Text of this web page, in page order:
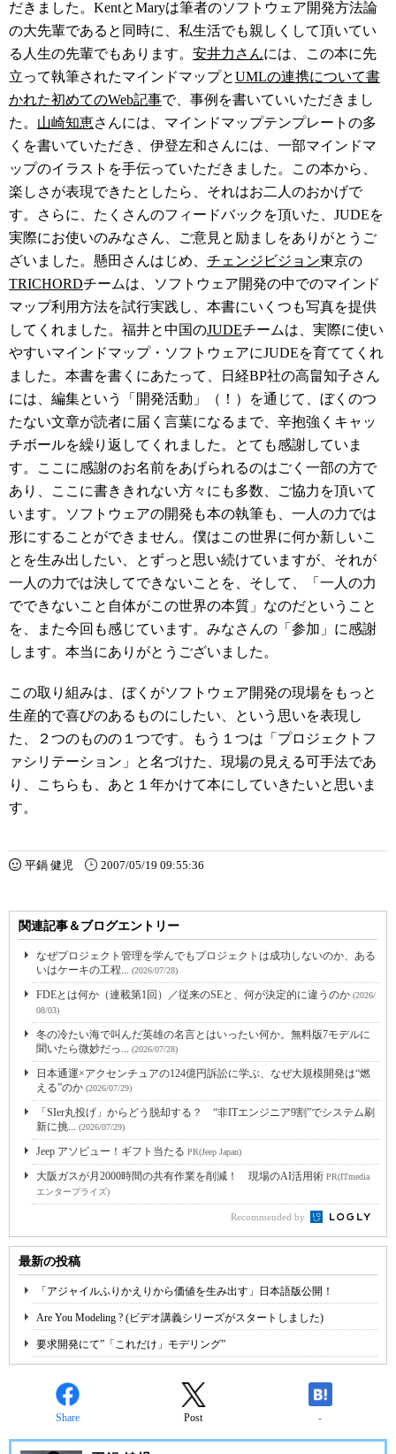
だきました。KentとMaryは筆者のソフトウェア開発方法論
の大先輩であると同時に、私生活でも親しくして頂いてい
る人生の先輩でもあります。 安井力さんには、この本に先
立って執筆されたマインドマップとUMLの連携について書
かれた初めてのWeb記事で、事例を書いていいただきまし
た。 山崎知恵さんには、マインドマップテンプレートの多
くを書いていただき、伊登左和さんには、一部マインドマ
ップのイラストを手伝っていただきました。この本から、
楽しさが表現できたとしたら、それはお二人のおかげで
す。さらに、たくさんのフィードバックを頂いた、JUDEを
実際にお使いのみなさん、ご意見と励ましをありがとうご
ざいました。懸田さんはじめ、 チェンジビジョン東京の
TRICHORDチームは、ソフトウェア開発の中でのマインド
マップ利用方法を試行実践し、本書にいくつも写真を提供
してくれました。福井と中国のJUDEチームは、実際に使い
やすいマインドマップ・ソフトウェアにJUDEを育ててくれ
ました。本書を書くにあたって、日経BP社の高畠知子さん
には、編集という「開発活動」（！）を通じて、ぼくのつ
たない文章が読者に届く言葉になるまで、辛抱強くキャッ
チボールを繰り返してくれました。とても感謝していま
す。ここに感謝のお名前をあげられるのはごく一部の方で
あり、ここに書ききれない方々にも多数、ご協力を頂いて
います。ソフトウェアの開発も本の執筆も、一人の力では
形にすることができません。僕はこの世界に何か新しいこ
とを生み出したい、とずっと思い続けていますが、それが
一人の力では決してできないことを、そして、「一人の力
でできないこと自体がこの世界の本質」なのだということ
を、また今回も感じています。みなさんの「参加」に感謝
します。本当にありがとうございました。
この取り組みは、ぼくがソフトウェア開発の現場をもっと
生産的で喜びのあるものにしたい、という思いを表現し
た、２つのものの１つです。もう１つは「プロジェクトフ
ァシリテーション」と名づけた、現場の見える可手法であ
り、こちらも、あと１年かけて本にしていきたいと思いま
す。
平鍋 健児 2007/05/19 09:55:36
関連記事＆ブログエントリー
なぜプロジェクト管理を学んでもプロジェクトは成功しないのか、ある
いはケーキの工程... (2026/07/28)
FDEとは何か（連載第1回）／従来のSEと、何が決定的に違うのか (2026/
08/03)
冬の冷たい海で叫んだ英雄の名言とはいったい何か。無料版7モデルに
聞いたら微妙だっ... (2026/07/28)
日本通運×アクセンチュアの124億円訴訟に学ぶ、なぜ大規模開発は“燃
える”のか (2026/07/29)
「SIer丸投げ」からどう脱却する？ “非ITエンジニア9割”でシステム刷
新に挑... (2026/07/29)
Jeep アソビュー！ギフト当たる PR(Jeep Japan)
大阪ガスが月2000時間の共有作業を削減！ 現場のAI活用術 PR(ITmedia
エンタープライズ)
Recommended by
最新の投稿
「アジャイルふりかえりから価値を生み出す」日本語版公開！
Are You Modeling ? (ビデオ講義シリーズがスタートしました)
要求開発にて”「これだけ」モデリング”
Share Post -